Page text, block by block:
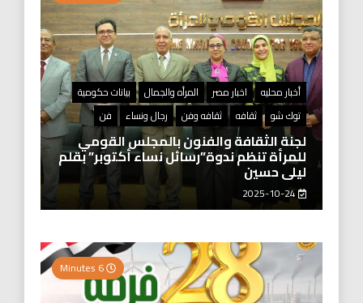
أخبار محليه اخبار مصر المرأه والجمال
بيانات حكومية
توك شو
ثقافه ثقافه وفن رجال ونساء فن
لجنة الثقافة والفنون بالمجلس القومي
للمرأة تنظم ندوة”رسائل نساء أكتوبر” بقلم
ليلى حسين